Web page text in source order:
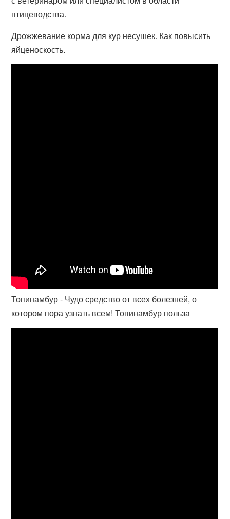
птицеводства.
Дрожжевание корма для кур несушек. Как повысить
яйценоскость.
Топинамбур - Чудо средство от всех болезней, о
котором пора узнать всем! Топинамбур польза